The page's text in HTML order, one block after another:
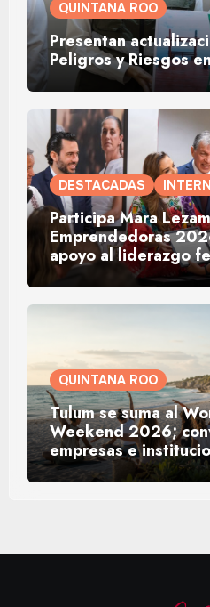
QUINTANA ROO
Presentan
Peligros y Riesgos
DESTACADAS
Participa Mara
Emprendedoras
apoyo al liderazgo
QUINTANA ROO
Tulum se suma al
Weekend 2026;
empresas e